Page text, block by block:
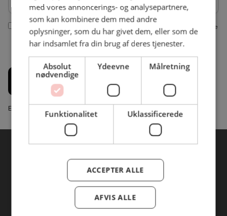
Ja tak, jeg vil gerne modtage nyhedsbreve fra BC Catering. Vi bruger dine
indtastede informationer fra denne formular til at sende dig nyhedsbreve
via e-mail. Du kan til enhver tid afmelde dig nyhedsbrevet igen jf. vores
privatlivspolitik
Tilmeld
Email Marketing System fra Marketingplatform.com
med vores annoncerings- og analysepartnere,
som kan kombinere dem med andre
oplysninger, som du har givet dem, eller som de
har indsamlet fra din brug af deres tjenester.
Absolut
nødvendige
Ydeevne Målretning
Funktionalitet Uklassificerede
ACCEPTER ALLE
AFVIS ALLE